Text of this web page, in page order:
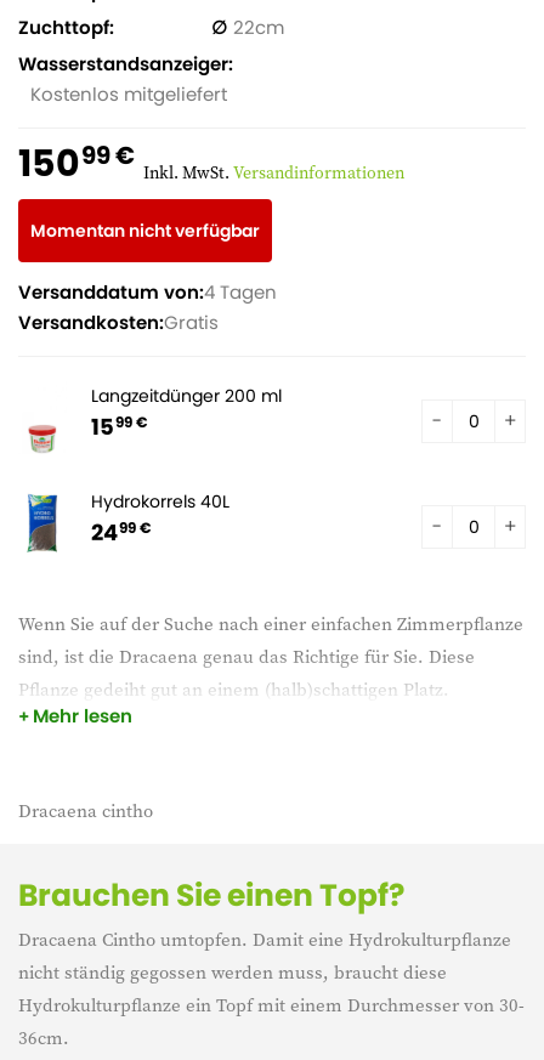
Wenn Sie auf der Suche nach einer einfachen Zimmerpflanze
sind, ist die Dracaena genau das Richtige für Sie. Diese
Pflanze gedeiht gut an einem (halb)schattigen Platz.
Außerdem braucht die Dracaena nicht viel Wasser. Geben
Mehr lesen
Zuchttopf
22
Wasserstandsanzeiger
Kostenlos mitgeliefert
15099 € Inkl. MwSt. Versandinformationen
Momentan nicht verfügbar
Versanddatum von:4 Tagen
Versandkosten:Gratis
Langzeitdünger 200 ml
1599 €
Hydrokorrels 40L
2499 €
Brauchen Sie einen Topf?
Dracaena Cintho umtopfen. Damit eine Hydrokulturpflanze
nicht ständig gegossen werden muss, braucht diese
Hydrokulturpflanze ein Topf mit einem Durchmesser von 30-
36cm.
Dracaena cintho